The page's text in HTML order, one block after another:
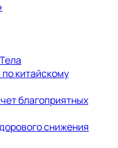
китайскому
благоприятных
снижения